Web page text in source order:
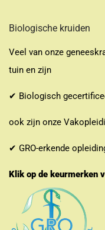
Biologische kruiden
Veel van onze
tuin en zijn
✔ Biologisch
ook zijn onze
✔ GRO-erkende
Klik op de